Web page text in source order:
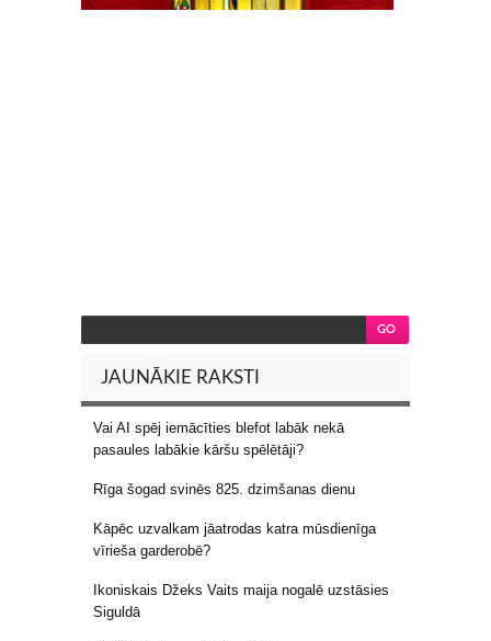
JAUNĀKIE RAKSTI
Vai AI spēj iemācīties blefot labāk nekā
pasaules labākie kāršu spēlētāji?
Rīga šogad svinēs 825. dzimšanas dienu
Kāpēc uzvalkam jāatrodas katra mūsdienīga
vīrieša garderobē?
Ikoniskais Džeks Vaits maija nogalē uzstāsies
Siguldā